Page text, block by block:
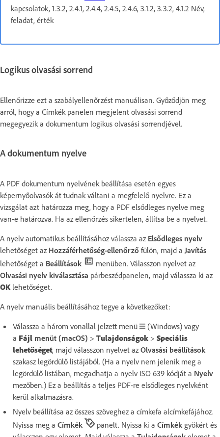
kapcsolatok, 1.3.2, 2.4.1, 2.4.4, 2.4.5, 2.4.6, 3.1.2, 3.3.2, 4.1.2 Név,
feladat, érték
Logikus olvasási sorrend
Ellenőrizze ezt a szabályellenőrzést manuálisan. Győződjön meg
arról, hogy a Címkék panelen megjelent olvasási sorrend
megegyezik a dokumentum logikus olvasási sorrendjével.
A dokumentum nyelve
A PDF dokumentum nyelvének beállítása esetén egyes
képernyőolvasók át tudnak váltani a megfelelő nyelvre. Ez a
vizsgálat azt határozza meg, hogy a PDF elsődleges nyelve meg
van-e határozva. Ha az ellenőrzés sikertelen, állítsa be a nyelvet.
A nyelv automatikus beállításához válassza az Elsődleges nyelv
lehetőséget az Hozzáférhetőség-ellenőrző fülön, majd a Javítás
lehetőséget a Beállítások
menüben. Válasszon nyelvet az
Olvasási nyelv kiválasztása párbeszédpanelen, majd válassza ki az
OK lehetőséget.
A nyelv manuális beállításához tegye a következőket:
Válassza a három vonallal jelzett menü
(Windows) vagy
a Fájl menüt (macOS) > Tulajdonságok > Speciális
lehetőséget, majd válasszon nyelvet az Olvasási beállítások
szakasz legördülő listájából. (Ha a nyelv nem jelenik meg a
legördülő listában, megadhatja a nyelv ISO 639 kódját a Nyelv
mezőben.) Ez a beállítás a teljes PDF-re elsődleges nyelvként
kerül alkalmazásra.
Nyelv beállítása az összes szöveghez a címkefa alcímkefájához.
Nyissa meg a Címkék panelt. Nyissa ki a Címkék gyökért és